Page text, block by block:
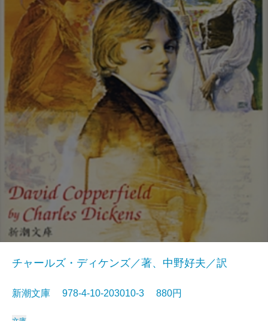
チャールズ・ディケンズ／著、中野好夫／訳
新潮文庫 978-4-10-203010-3 880円